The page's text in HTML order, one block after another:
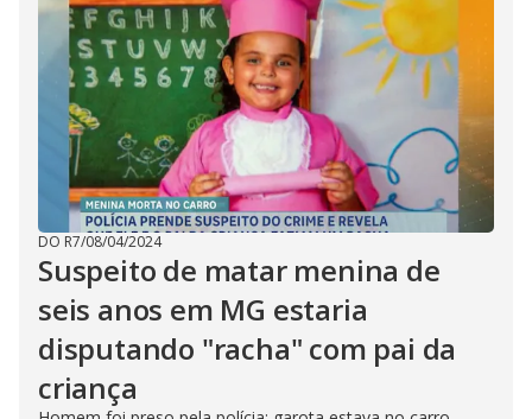
DO R7/08/04/2024
Suspeito de matar menina de
seis anos em MG estaria
disputando "racha" com pai da
criança